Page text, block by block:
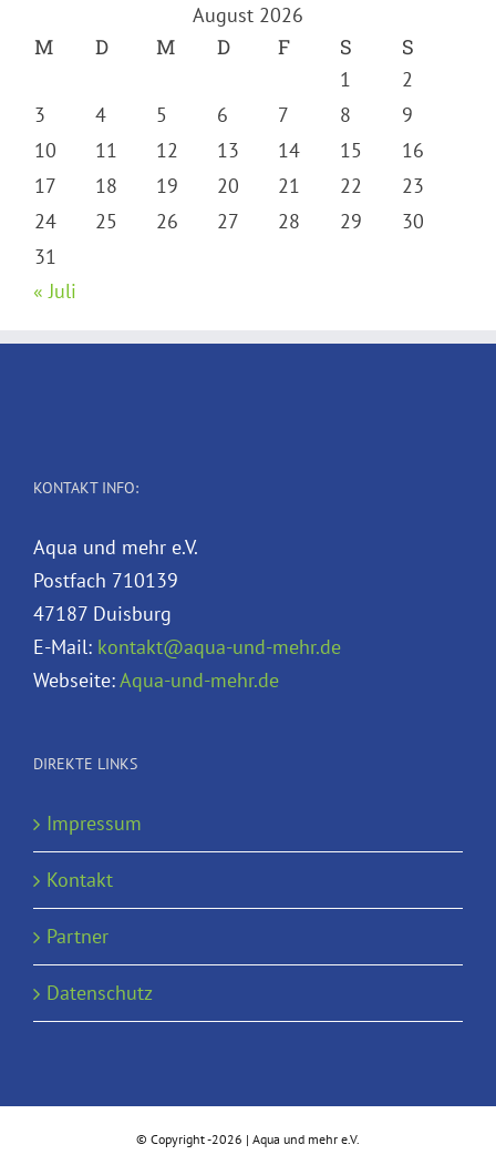
August 2026
M D M D F S S
1
2
3
4 5 6 7 8
9
10
11 12 13 14 15
16
17
18 19 20 21 22
23
24
25 26 27 28 29
30
31
« Juli
KONTAKT INFO:
Aqua und mehr e.V.
Postfach 710139
47187 Duisburg
E-Mail: kontakt@aqua-und-mehr.de
Webseite:Aqua-und-mehr.de
DIREKTE LINKS
Impressum
Kontakt
Partner
Datenschutz
© Copyright -2026 | Aqua und mehr e.V.